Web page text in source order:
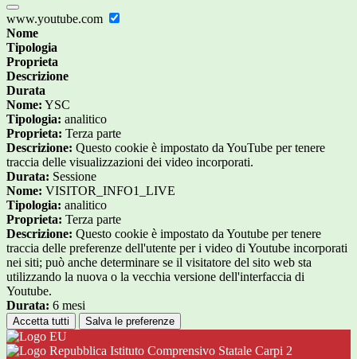
www.youtube.com
Nome
Tipologia
Proprieta
Descrizione
Durata
Nome: YSC
Tipologia: analitico
Proprieta: Terza parte
Descrizione: Questo cookie è impostato da YouTube per tenere
traccia delle visualizzazioni dei video incorporati.
Durata: Sessione
Nome: VISITOR_INFO1_LIVE
Tipologia: analitico
Proprieta: Terza parte
Descrizione: Questo cookie è impostato da Youtube per tenere
traccia delle preferenze dell'utente per i video di Youtube incorporati
nei siti; può anche determinare se il visitatore del sito web sta
utilizzando la nuova o la vecchia versione dell'interfaccia di
Youtube.
Durata: 6 mesi
Accetta tutti Salva le preferenze
Istituto Comprensivo Statale Carpi 2